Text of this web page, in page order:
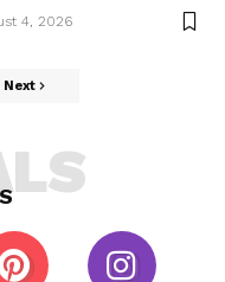
4, 2026
Next